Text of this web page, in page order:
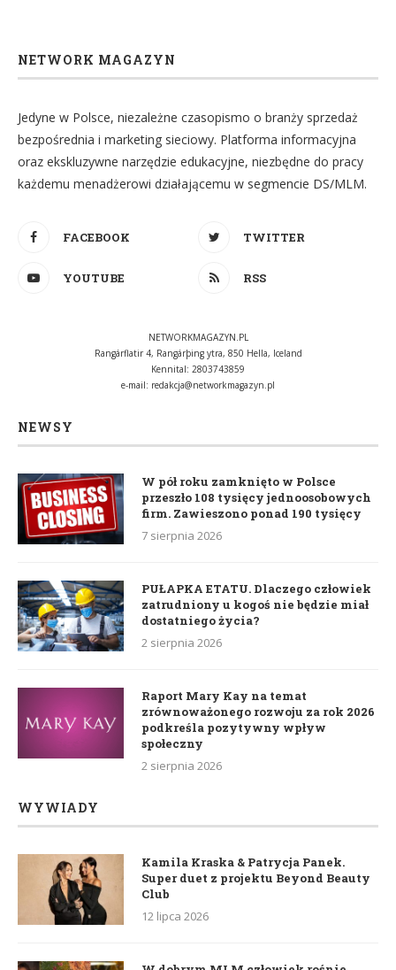
NETWORK MAGAZYN
Jedyne w Polsce, niezależne czasopismo o branży sprzedaż
bezpośrednia i marketing sieciowy. Platforma informacyjna
oraz ekskluzywne narzędzie edukacyjne, niezbędne do pracy
każdemu menadżerowi działającemu w segmencie DS/MLM.
FACEBOOK TWITTER
YOUTUBE RSS
NETWORKMAGAZYN.PL
Rangárflatir 4, Rangárþing ytra, 850 Hella, Iceland
Kennital: 2803743859
e-mail: redakcja@networkmagazyn.pl
NEWSY
W pół roku zamknięto w Polsce
przeszło 108 tysięcy jednoosobowych
firm. Zawieszono ponad 190 tysięcy
7 sierpnia 2026
PUŁAPKA ETATU. Dlaczego człowiek
zatrudniony u kogoś nie będzie miał
dostatniego życia?
2 sierpnia 2026
Raport Mary Kay na temat
zrównoważonego rozwoju za rok 2026
podkreśla pozytywny wpływ
społeczny
2 sierpnia 2026
WYWIADY
Kamila Kraska & Patrycja Panek.
Super duet z projektu Beyond Beauty
Club
12 lipca 2026